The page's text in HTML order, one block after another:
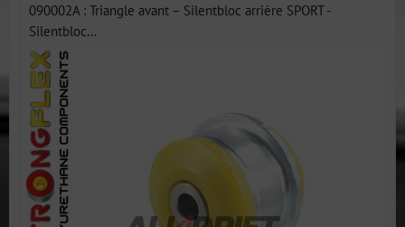
090002A : Triangle avant – Silentbloc arrière SPORT -
Silentbloc...